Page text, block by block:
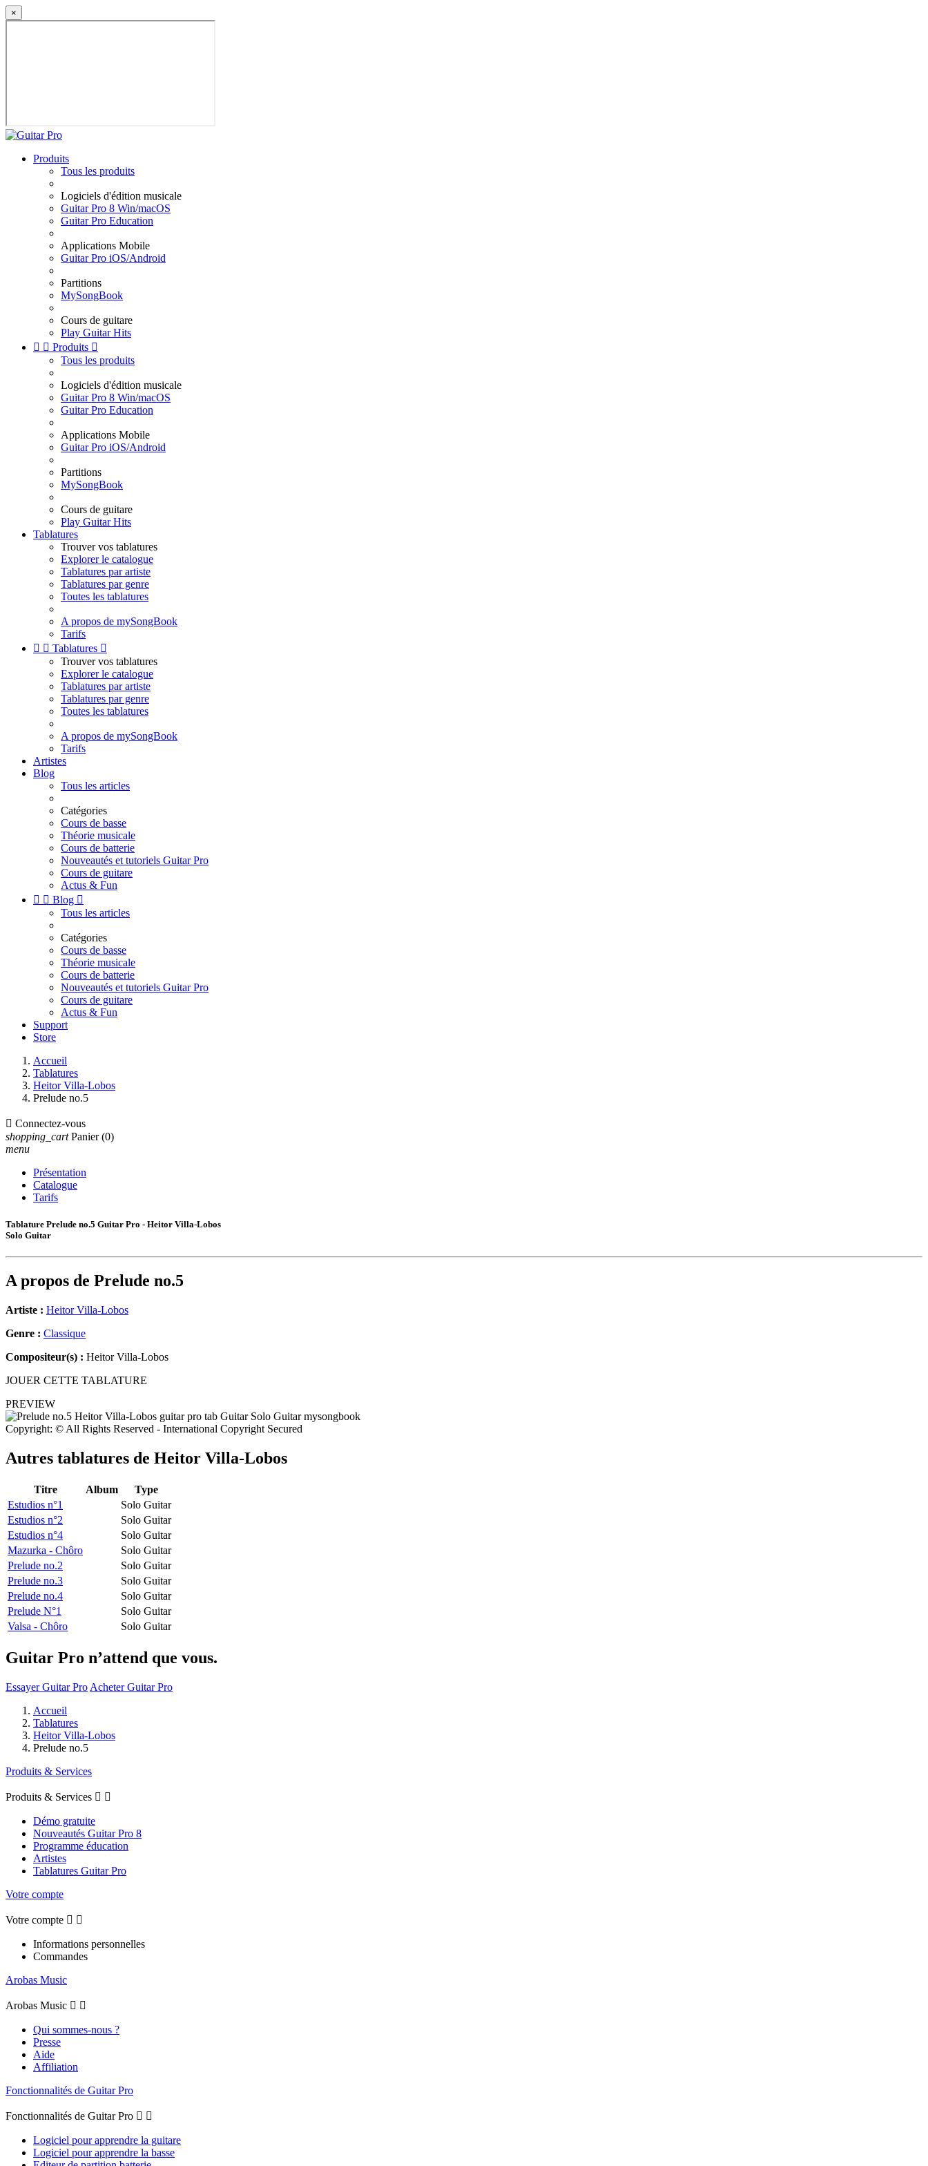
×
Produits
Tous les produits
Logiciels d'édition musicale
Guitar Pro 8 Win/macOS
Guitar Pro Education
Applications Mobile
Guitar Pro iOS/Android
Partitions
MySongBook
Cours de guitare
Play Guitar Hits
  Produits 
Tous les produits
Logiciels d'édition musicale
Guitar Pro 8 Win/macOS
Guitar Pro Education
Applications Mobile
Guitar Pro iOS/Android
Partitions
MySongBook
Cours de guitare
Play Guitar Hits
Tablatures
Trouver vos tablatures
Explorer le catalogue
Tablatures par artiste
Tablatures par genre
Toutes les tablatures
A propos de mySongBook
Tarifs
  Tablatures 
Trouver vos tablatures
Explorer le catalogue
Tablatures par artiste
Tablatures par genre
Toutes les tablatures
A propos de mySongBook
Tarifs
Artistes
Blog
Tous les articles
Catégories
Cours de basse
Théorie musicale
Cours de batterie
Nouveautés et tutoriels Guitar Pro
Cours de guitare
Actus & Fun
  Blog 
Tous les articles
Catégories
Cours de basse
Théorie musicale
Cours de batterie
Nouveautés et tutoriels Guitar Pro
Cours de guitare
Actus & Fun
Support
Store
Accueil
Tablatures
Heitor Villa-Lobos
Prelude no.5
 Connectez-vous
shopping_cart Panier (0)
menu
Présentation
Catalogue
Tarifs
Tablature Prelude no.5 Guitar Pro - Heitor Villa-Lobos
Solo Guitar
A propos de Prelude no.5
Artiste : Heitor Villa-Lobos
Genre : Classique
Compositeur(s) : Heitor Villa-Lobos
JOUER CETTE TABLATURE
PREVIEW
Copyright: © All Rights Reserved - International Copyright Secured
Autres tablatures de Heitor Villa-Lobos
Titre Album
Type
Estudios n°1
Solo Guitar
Estudios n°2
Solo Guitar
Estudios n°4
Solo Guitar
Mazurka - Chôro
Solo Guitar
Prelude no.2
Solo Guitar
Prelude no.3
Solo Guitar
Prelude no.4
Solo Guitar
Prelude N°1
Solo Guitar
Valsa - Chôro
Solo Guitar
Guitar Pro n’attend que vous.
Essayer Guitar Pro Acheter Guitar Pro
Accueil
Tablatures
Heitor Villa-Lobos
Prelude no.5
Produits & Services
Produits & Services  
Démo gratuite
Nouveautés Guitar Pro 8
Programme éducation
Artistes
Tablatures Guitar Pro
Votre compte
Votre compte  
Informations personnelles
Commandes
Arobas Music
Arobas Music  
Qui sommes-nous ?
Presse
Aide
Affiliation
Fonctionnalités de Guitar Pro
Fonctionnalités de Guitar Pro  
Logiciel pour apprendre la guitare
Logiciel pour apprendre la basse